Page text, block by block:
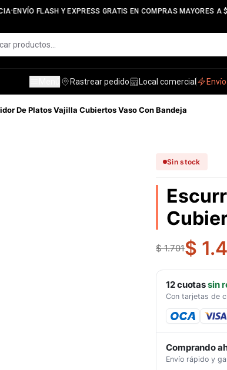
•ENVÍO FLASH Y EXPRESS GRATIS EN COMPRAS MAYORES A
Rastrear pedido Local comercial
De Platos Vajilla Cubiertos Vaso Con Bandeja
Sin stock
$ 1.701$
12cuotassin
Con tarjetas de
Comprando
Envío rápido y